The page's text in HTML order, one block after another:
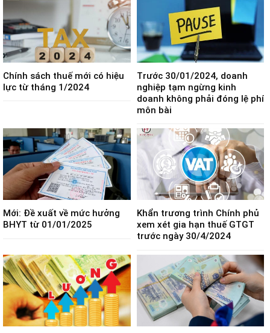
Chính sách thuế mới có hiệu
lực từ tháng 1/2024
Trước 30/01/2024, doanh
nghiệp tạm ngừng kinh
doanh không phải đóng lệ phí
môn bài
Mới: Đề xuất về mức hưởng
BHYT từ 01/01/2025
Khẩn trương trình Chính phủ
xem xét gia hạn thuế GTGT
trước ngày 30/4/2024